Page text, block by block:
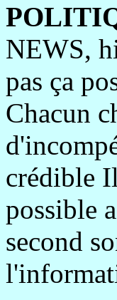
NEWS,
pas ça
Chacun
crédible
possible
second